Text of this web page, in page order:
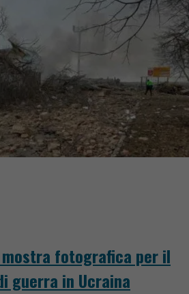
fotografica per il
guerra in Ucraina